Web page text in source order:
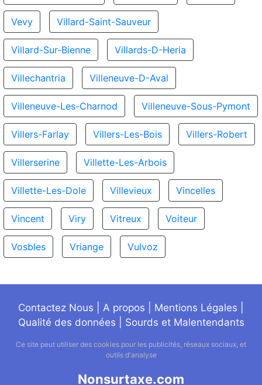
Vevy Villard-Saint-Sauveur
Villard-Sur-Bienne Villards-D-Heria
Villechantria Villeneuve-D-Aval
Villeneuve-Les-Charnod Villeneuve-Sous-Pymont
Villers-Farlay Villers-Les-Bois Villers-Robert
Villerserine Villette-Les-Arbois
Villette-Les-Dole Villevieux Vincelles
Vincent Viry Vitreux Voiteur
Vosbles Vriange Vulvoz
Contactez Nous A propos Mentions Légales
Qualité des données
Sourds et Malentendants
Ce site peut utiliser des cookies pour les publicités, réseaux sociaux, et
outils d'analyse
Nonsurtaxe.com